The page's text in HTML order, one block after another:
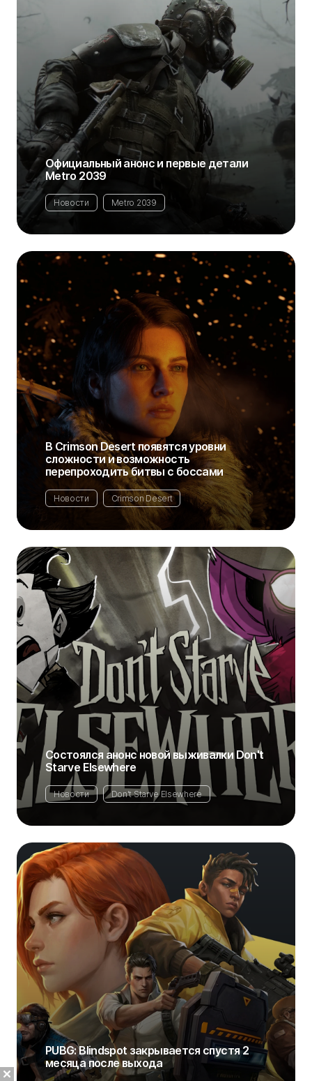
Официальный анонс и первые детали
Metro 2039
Новости Metro 2039
В Crimson Desert появятся уровни
сложности и возможность
перепроходить битвы с боссами
Новости Crimson Desert
Состоялся анонс новой выживалки Don't
Starve Elsewhere
Новости Don't Starve Elsewhere
PUBG: Blindspot закрывается спустя 2
месяца после выхода